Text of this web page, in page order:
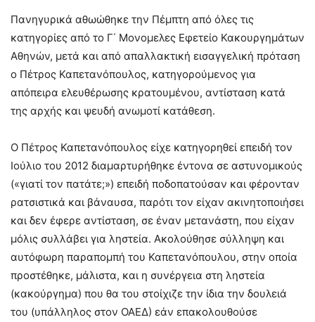
Πανηγυρικά αθωώθηκε την Πέμπτη από όλες τις
κατηγορίες από το Γ΄ Μονομελες Εφετείο Κακουργημάτων
Αθηνών, μετά και από απαλλακτική εισαγγελική πρόταση
ο Πέτρος Καπετανόπουλος, κατηγορούμενος για
απόπειρα ελευθέρωσης κρατουμένου, αντίσταση κατά
της αρχής και ψευδή ανωμοτί κατάθεση.
Ο Πέτρος Καπετανόπουλος είχε κατηγορηθεί επειδή τον
Ιούλιο του 2012 διαμαρτυρήθηκε έντονα σε αστυνομικούς
(«γιατί τον πατάτε;») επειδή ποδοπατούσαν και φέρονταν
ρατσιστικά και βάναυσα, παρότι τον είχαν ακινητοποιήσει
και δεν έφερε αντίσταση, σε έναν μετανάστη, που είχαν
μόλις συλλάβει για ληστεία. Ακολούθησε σύλληψη και
αυτόφωρη παραπομπή του Καπετανόπουλου, στην οποία
προστέθηκε, μάλιστα, και η συνέργεια στη ληστεία
(κακούργημα) που θα του στοίχιζε την ίδια την δουλειά
του (υπάλληλος στον ΟΑΕΔ) εάν επακολουθούσε